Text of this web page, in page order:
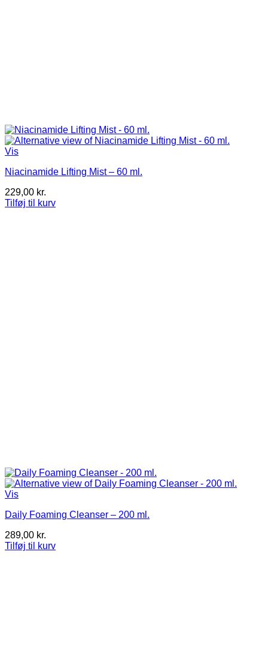
Vis
Niacinamide Lifting Mist – 60 ml.
229,00 kr.
Tilføj til kurv
Vis
Daily Foaming Cleanser – 200 ml.
289,00 kr.
Tilføj til kurv